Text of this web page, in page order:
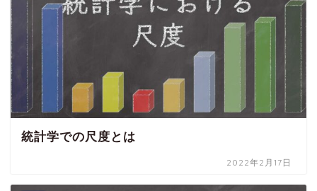
統計学での尺度とは
2022年2月17日